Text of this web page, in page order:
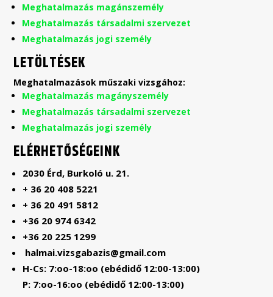
Meghatalmazás magánszemély
Meghatalmazás társadalmi szervezet
Meghatalmazás jogi személy
LETÖLTÉSEK
Meghatalmazások műszaki vizsgához:
Meghatalmazás magányszemély
Meghatalmazás társadalmi szervezet
Meghatalmazás jogi személy
ELÉRHETŐSÉGEINK
2030 Érd, Burkoló u. 21.
+ 36 20 408 5221
+ 36 20 491 5812
+36 20 974 6342
+36 20 225 1299
halmai.vizsgabazis@gmail.com
H-Cs: 7:oo-18:oo (ebédidő 12:00-13:00)
P: 7:oo-16:oo (ebédidő 12:00-13:00)